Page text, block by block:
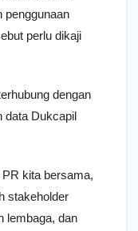
penggunaan
perlu dikaji
dengan
data Dukcapil
kita bersama,
stakeholder
lembaga, dan